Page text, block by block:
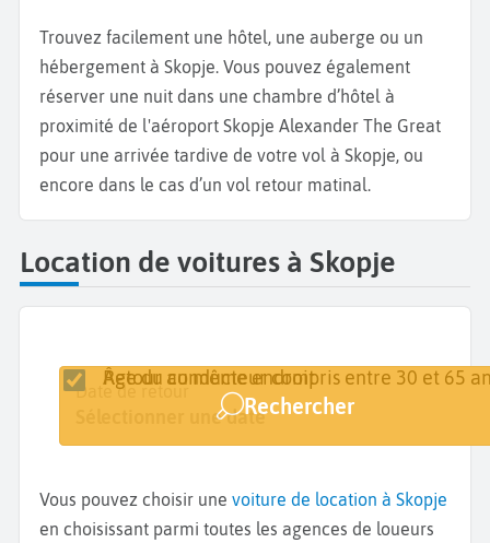
Trouvez facilement une hôtel, une auberge ou un
hébergement à Skopje. Vous pouvez également
réserver une nuit dans une chambre d’hôtel à
proximité de l'aéroport Skopje Alexander The Great
pour une arrivée tardive de votre vol à Skopje, ou
encore dans le cas d’un vol retour matinal.
Location de voitures à Skopje
Lieu de retrait
Date de retrait
Sélectionner une date
Date de retour
Sélectionner une date
Retour au même endroit
Âge du conducteur compris entre 30 et 65
Rechercher
Vous pouvez choisir une voiture de location à Skopje
en choisissant parmi toutes les agences de loueurs